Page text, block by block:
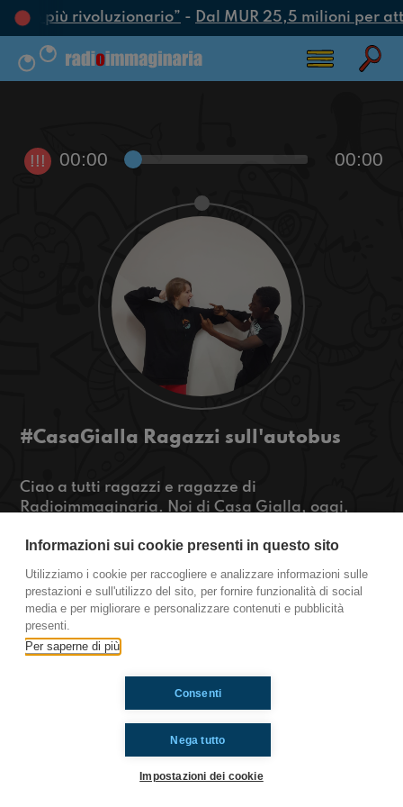
più rivoluzionario”- Dal MUR 25,5 milioni per
!!! 00:00 00:00
#CasaGialla Ragazzi sull'autobus
Ciao a tutti ragazzi e ragazze di
Radioimmaginaria. Noi di Casa Gialla, oggi,
sull'autobus e successivamente di cose che fanno
le ragazze e ragazzi che danno fastidio ai
ragazzi e ragazze.
Casa Gialla
Ti è piaciuto? Condividilo!
Informazioni sui cookie presenti in questo sito
Utilizziamo i cookie per raccogliere e analizzare informazioni sulle
prestazioni e sull'utilizzo del sito, per fornire funzionalità di social
media e per migliorare e personalizzare contenuti e pubblicità
presenti.
Per saperne di più
Nega tutto
Consenti
Impostazioni dei cookie